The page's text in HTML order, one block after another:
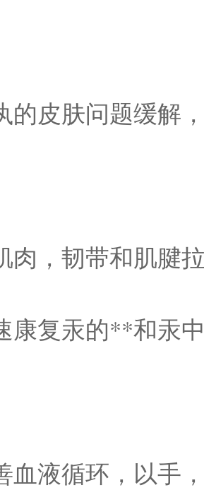
的皮肤问题缓解
肉，韧带和肌腱
康复汞的**和汞
血液循环，以手